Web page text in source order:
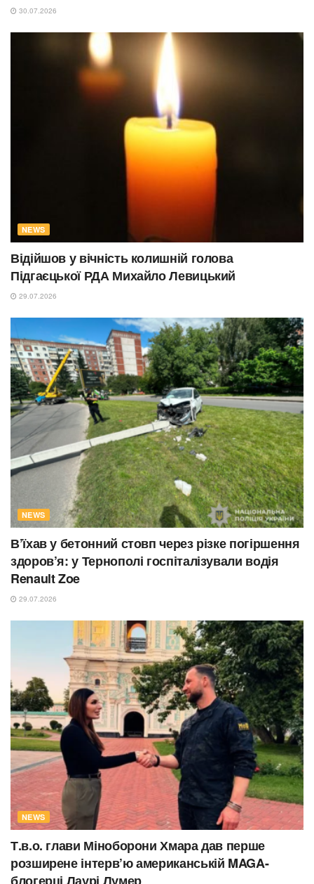
30.07.2026
NEWS
Відійшов у вічність колишній голова
Підгаєцької РДА Михайло Левицький
29.07.2026
NEWS
В’їхав у бетонний стовп через різке погіршення
здоров’я: у Тернополі госпіталізували водія
Renault Zoe
29.07.2026
NEWS
Т.в.о. глави Міноборони Хмара дав перше
розширене інтерв’ю американській MAGA-